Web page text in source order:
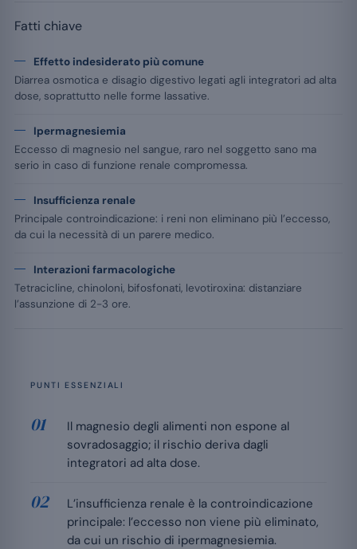
Fatti chiave
Effetto indesiderato più comune
Diarrea osmotica e disagio digestivo legati agli integratori ad alta
dose, soprattutto nelle forme lassative.
Ipermagnesiemia
Eccesso di magnesio nel sangue, raro nel soggetto sano ma
serio in caso di funzione renale compromessa.
Insufficienza renale
Principale controindicazione: i reni non eliminano più l’eccesso,
da cui la necessità di un parere medico.
Interazioni farmacologiche
Tetracicline, chinoloni, bifosfonati, levotiroxina: distanziare
l’assunzione di 2-3 ore.
PUNTI ESSENZIALI
Il magnesio degli alimenti non espone al
sovradosaggio; il rischio deriva dagli
integratori ad alta dose.
L’insufficienza renale è la controindicazione
principale: l’eccesso non viene più eliminato,
da cui un rischio di ipermagnesiemia.